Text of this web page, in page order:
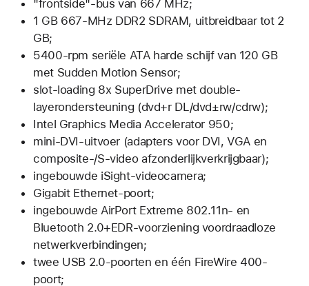
"frontside"-bus van 667 MHz;
1 GB 667-MHz DDR2 SDRAM, uitbreidbaar tot 2
GB;
5400-rpm seriële ATA harde schijf van 120 GB
met Sudden Motion Sensor;
slot-loading 8x SuperDrive met double-
layerondersteuning (dvd+r DL/dvd±rw/cdrw);
Intel Graphics Media Accelerator 950;
mini-DVI-uitvoer (adapters voor DVI, VGA en
composite-/S-video afzonderlijkverkrijgbaar);
ingebouwde iSight-videocamera;
Gigabit Ethernet-poort;
ingebouwde AirPort Extreme 802.11n- en
Bluetooth 2.0+EDR-voorziening voordraadloze
netwerkverbindingen;
twee USB 2.0-poorten en één FireWire 400-
poort;